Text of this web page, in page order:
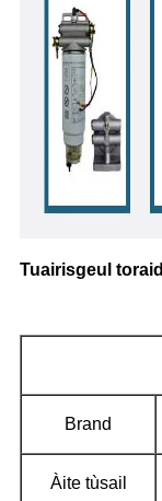
Tuairisgeul
Brand
Àite tùsail